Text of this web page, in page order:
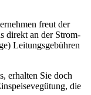
freut der
direkt an der Strom­
Lei­tungs­ge­büh­ren
erhal­ten Sie doch
die